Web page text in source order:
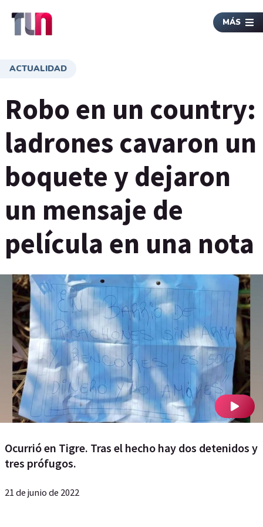
MÁS
ACTUALIDAD
Robo en un country:
ladrones cavaron un
boquete y dejaron
un mensaje de
película en una nota
Ocurrió en Tigre. Tras el hecho hay dos detenidos y
tres prófugos.
21 de junio de 2022